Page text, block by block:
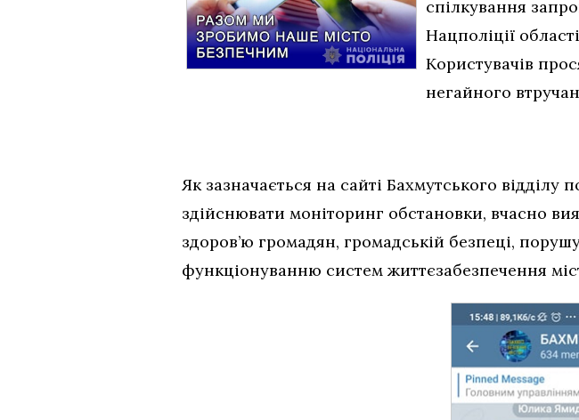
спілкування
Нацполіції
Користувачів
негайного
Як зазначається на сайті Бахмутського
здійснювати моніторинг обстановки, вчасно
здоров’ю громадян, громадській безпеці,
функціонуванню систем життєзабезпечення